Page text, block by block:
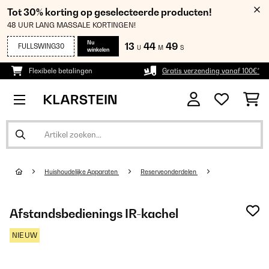
Tot 30% korting op geselecteerde producten!
48 UUR LANG MASSALE KORTINGEN!
FULLSWING30
Nu
winkelen
13 U 44 M 47 S
Flexibele betalingen Gratis verzending vanaf 100€*
Huishoudelijke Apparaten Reserveonderdelen
Afstandsbedienings IR-kachel
NIEUW